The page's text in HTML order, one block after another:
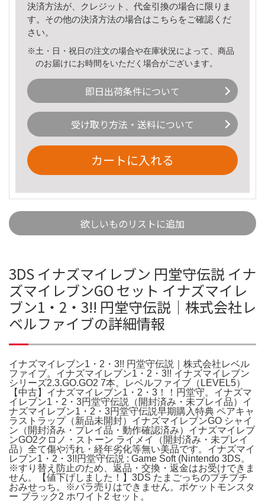
決済方法が、クレジット、代金引換の場合に限りま
す。その他の決済方法の場合はこちら をご確認くだ
さい。
※土・日・祝日の注文の場合や在庫状況によって、商品
のお届けにお時間をいただく場合がございます。
即日出荷条件について
受け取り方法・送料について
カートに入れる
欲しいものリストに追加
3DS イナズマイレブン 円堂守伝説 イナ
ズマイレブンGO セット イナズマイレ
ブン1・2・3!! 円堂守伝説｜株式会社レ
ベルファイブの詳細情報
イナズマイレブン1・2・3!! 円堂守伝説｜株式会社レベル
ファイブ。イナズマイレブン1・2・3!! イナズマイレブン
シリーズ2.3.GO.GO2 7本。レベルファイブ（LEVEL5）
【中古】イナズマイレブン1・2・3！！円堂守。イナズマ
イレブン1・2・3円堂守伝説（開封済み・未プレイ品）イ
ナズマイレブン1・2・3円堂守伝説早期購入特典 ペアキャ
ラストラップ（新品未開封）イナズマイレブンGO シャイ
ン（開封済み・プレイ品・動作確認済み）イナズマイレブ
ンGO2クロノ・ストーン ライメイ（開封済み・未プレイ
品）全て傷や汚れ・経年劣化等無い美品です。イナズマイ
レブン1・2・3!!円堂守伝説 : Game Soft (Nintendo 3DS。
※すり替え防止のため、返品・交換・返金はお受けできま
せん。【値下げしました！】3DS たまごっちのプチプチ
おみせっち。※バラ売りはできません。ポケットモンスタ
ー ブラック2 ホワイト2 セット。